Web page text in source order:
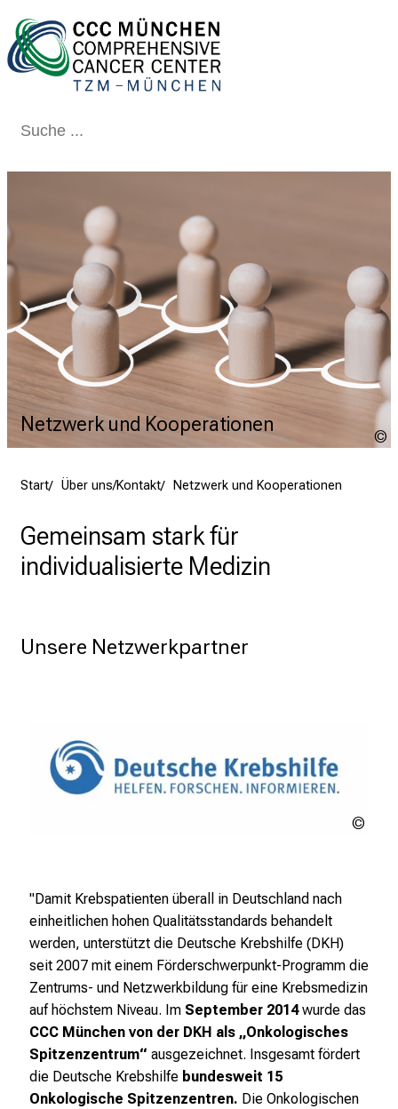
Netzwerk und Kooperationen
Start Über uns/Kontakt Netzwerk und Kooperationen
Gemeinsam stark für
individualisierte Medizin
Unsere Netzwerkpartner
"Damit Krebspatienten überall in Deutschland nach
einheitlichen hohen Qualitätsstandards behandelt
werden, unterstützt die Deutsche Krebshilfe (DKH)
seit 2007 mit einem Förderschwerpunkt-Programm die
Zentrums- und Netzwerkbildung für eine Krebsmedizin
auf höchstem Niveau. Im September 2014wurde das
CCC München von der DKH als „Onkologisches
Spitzenzentrum“ ausge­zeichnet. Insgesamt fördert
die Deutsche Krebshilfe bundesweit 15
Onkologische Spitzenzentren. Die Onkologischen